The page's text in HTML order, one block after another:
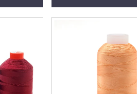
250g do